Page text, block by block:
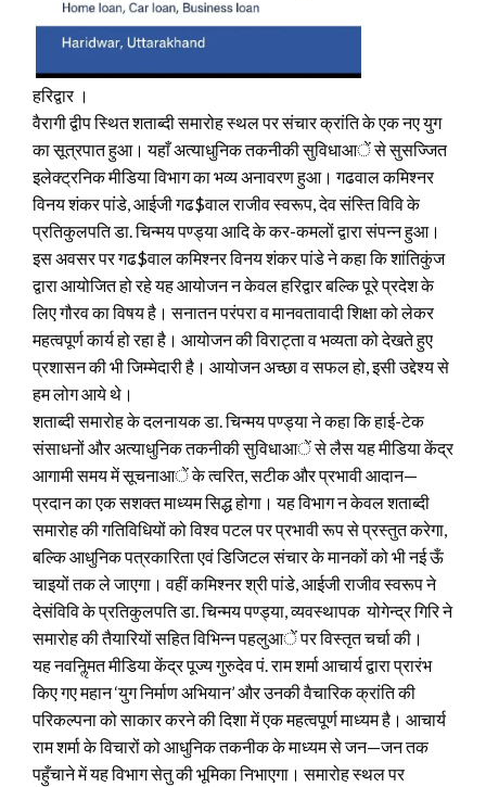
हरिद्वार ।
वैरागी द्वीप स्थित शताब्दी समारोह स्थल पर संचार क्रांति के एक नए युग
का सूत्रपात हुआ। यहाँ अत्याधुनिक तकनीकी सुविधाआें से सुसज्जित
इलेक्ट्रनिक मीडिया विभाग का भव्य अनावरण हुआ। गढवाल कमिश्नर
विनय शंकर पांडे, आईजी गढ$वाल राजीव स्वरूप, देव संस्ति विवि के
प्रतिकुलपति डा. चिन्मय पण्ड्या आदि के कर-कमलों द्वारा संपन्न हुआ।
इस अवसर पर गढ$वाल कमिश्नर विनय शंकर पांडे ने कहा कि शांतिकुंज
द्वारा आयोजित हो रहे यह आयोजन न केवल हरिद्वार बल्कि पूरे प्रदेश के
लिए गौरव का विषय है। सनातन परंपरा व मानवतावादी शिक्षा को लेकर
महत्वपूर्ण कार्य हो रहा है। आयोजन की विराट्ता व भव्यता को देखते हुए
प्रशासन की भी जिम्मेदारी है। आयोजन अच्छा व सफल हो, इसी उद्देश्य से
हम लोग आये थे।
शताब्दी समारोह के दलनायक डा. चिन्मय पण्ड्या ने कहा कि हाई-टेक
संसाधनों और अत्याधुनिक तकनीकी सुविधाआें से लैस यह मीडिया केंद्र
आगामी समय में सूचनाआें के त्वरित, सटीक और प्रभावी आदान—
प्रदान का एक सशक्त माध्यम सिद्ध होगा। यह विभाग न केवल शताब्दी
समारोह की गतिविधियों को विश्व पटल पर प्रभावी रूप से प्रस्तुत करेगा,
बल्कि आधुनिक पत्रकारिता एवं डिजिटल संचार के मानकों को भी नई ऊँ
चाइयों तक ले जाएगा। वहीं कमिश्नर श्री पांडे, आईजी राजीव स्वरूप ने
देसंविवि के प्रतिकुलपति डा. चिन्मय पण्ड्या, व्यवस्थापक योगेन्द्र गिरि ने
समारोह की तैयारियों सहित विभिन्न पहलुआें पर विस्तृत चर्चा की।
यह नवनिॢमत मीडिया केंद्र पूज्य गुरुदेव पं. राम शर्मा आचार्य द्वारा प्रारंभ
किए गए महान ‘युग निर्माण अभियान’ और उनकी वैचारिक क्रांति की
परिकल्पना को साकार करने की दिशा में एक महत्वपूर्ण माध्यम है। आचार्य
राम शर्मा के विचारों को आधुनिक तकनीक के माध्यम से जन—जन तक
पहुँचाने में यह विभाग सेतु की भूमिका निभाएगा। समारोह स्थल पर